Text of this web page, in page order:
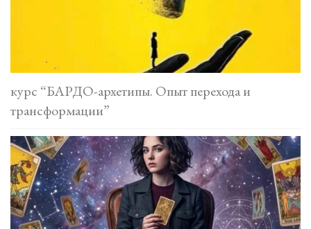
курс “БАРДО-архетипы. Опыт перехода и
трансформации”